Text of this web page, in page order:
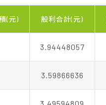
(元) 股利合計(元)
3.94448057
3.59866636